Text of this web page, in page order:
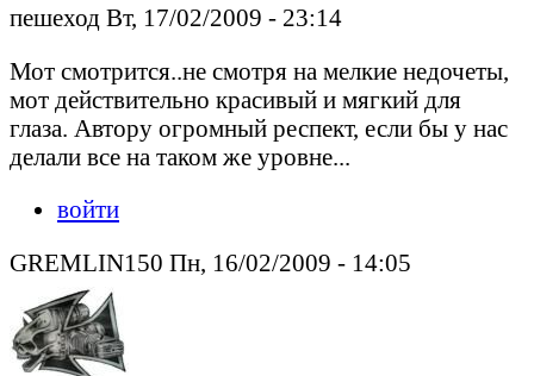
пешеход Вт, 17/02/2009 - 23:14
Мот смотрится..не смотря на мелкие недочеты,
мот действительно красивый и мягкий для
глаза. Автору огромный респект, если бы у нас
делали все на таком же уровне...
войти
GREMLIN150 Пн, 16/02/2009 - 14:05